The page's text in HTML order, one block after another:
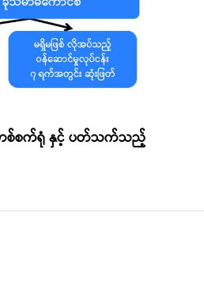
တစ်စက်ရုံ နှင့် ပတ်သက်သည့်